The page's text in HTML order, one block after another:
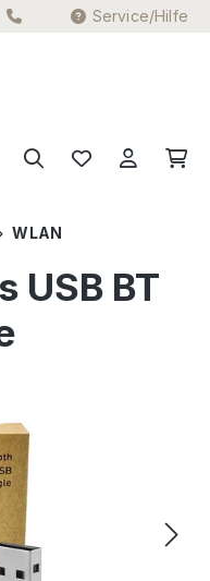
Service/Hilfe
WLAN
USB BT